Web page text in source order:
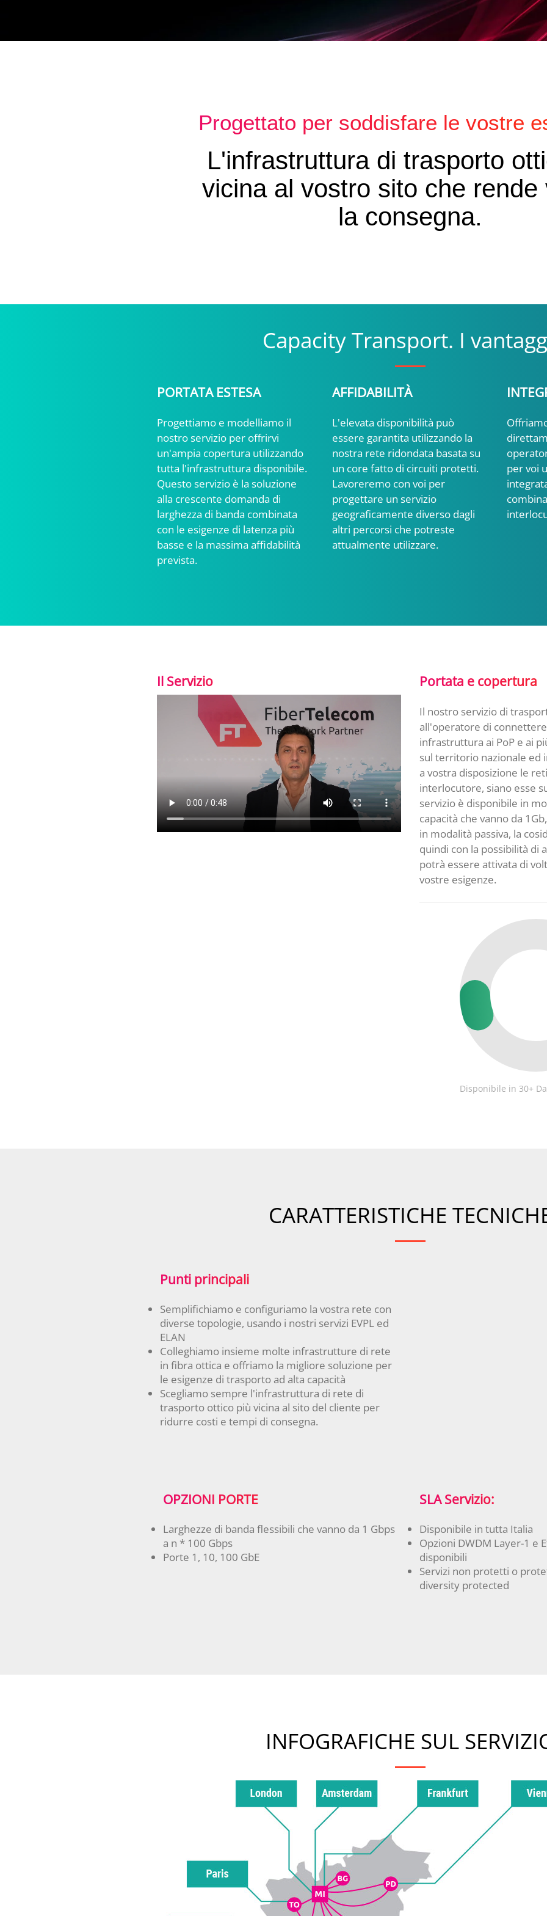
Progettato per soddisfare le vostre
L'infrastruttura di trasporto
vicina al vostro sito che rende
la consegna.
Capacity Transport. I
PORTATA ESTESA
Progettiamo e modelliamo il
nostro servizio per offrirvi
un'ampia copertura utilizzando
tutta l'infrastruttura disponibile.
Questo servizio è la soluzione
alla crescente domanda di
larghezza di banda combinata
con le esigenze di latenza più
basse e la massima affidabilità
prevista.
AFFIDABILITÀ
L'elevata disponibilità può
essere garantita utilizzando la
nostra rete ridondata basata su
un core fatto di circuiti protetti.
Lavoreremo con voi per
progettare un servizio
geograficamente diverso dagli
altri percorsi che potreste
attualmente utilizzare.
per voi
Il Servizio Portata e copertura
Il nostro servizio di
all'operatore di
infrastruttura ai PoP e ai
sul territorio nazionale ed
a vostra disposizione le
interlocutore, siano esse
servizio è disponibile in
capacità che vanno da
in modalità passiva, la
quindi con la possibilità di
potrà essere attivata di
vostre esigenze.
Disponibile in 30+
CARATTERISTICHE
Punti principali
Semplifichiamo e configuriamo la vostra rete con
diverse topologie, usando i nostri servizi EVPL ed
ELAN
Colleghiamo insieme molte infrastrutture di rete
in fibra ottica e offriamo la migliore soluzione per
le esigenze di trasporto ad alta capacità
Scegliamo sempre l'infrastruttura di rete di
trasporto ottico più vicina al sito del cliente per
ridurre costi e tempi di consegna.
OPZIONI PORTE
Larghezze di banda flessibili che vanno da 1 Gbps
a n * 100 Gbps
Porte 1, 10, 100 GbE
SLA Servizio:
Disponibile in tutta Italia
Opzioni DWDM Layer-1 e
disponibili
Servizi non protetti o
diversity protected
INFOGRAFICHE SUL